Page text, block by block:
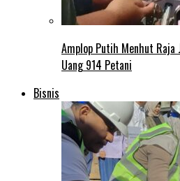
Amplop Putih Menhut Raja
Uang 914 Petani
Bisnis